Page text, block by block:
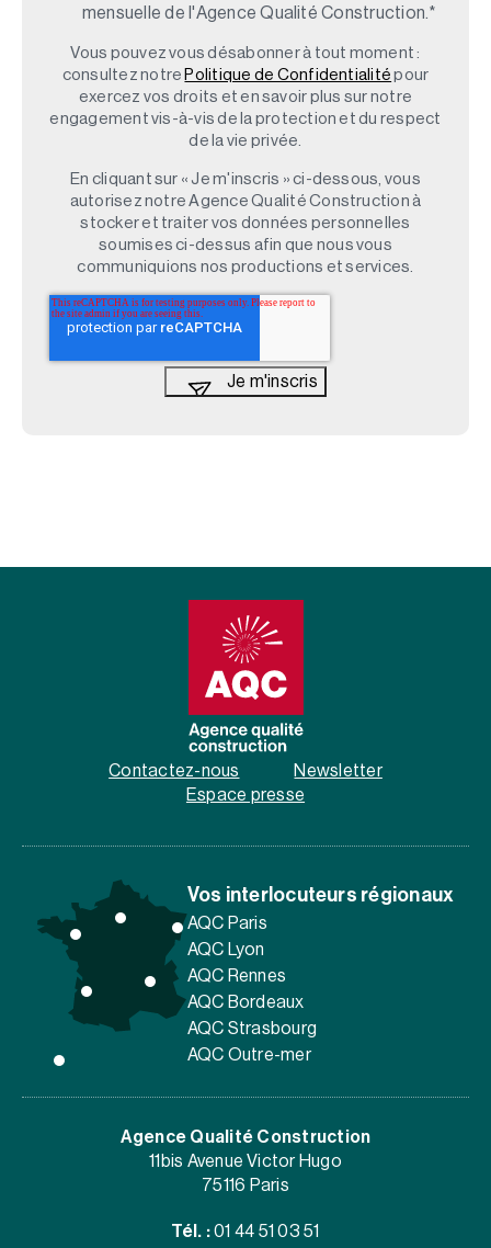
mensuelle de l'Agence Qualité Construction. *
Vous pouvez vous désabonner à tout moment :
consultez notre Politique de Confidentialité pour
exercez vos droits et en savoir plus sur notre
engagement vis-à-vis de la protection et du respect
de la vie privée.
En cliquant sur « Je m'inscris » ci-dessous, vous
autorisez notre Agence Qualité Construction à
stocker et traiter vos données personnelles
soumises ci-dessus afin que nous vous
communiquions nos productions et services.
Contactez-nous
Newsletter
Espace presse
Vos interlocuteurs régionaux
AQC Paris
AQC Lyon
AQC Rennes
AQC Bordeaux
AQC Strasbourg
AQC Outre-mer
Agence Qualité Construction
11bis Avenue Victor Hugo
75116 Paris
Tél. : 01 44 51 03 51